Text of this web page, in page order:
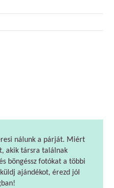
nálunk a párját. Miért
akik társra találnak
böngéssz fotókat a többi
ajándékot, érezd jól